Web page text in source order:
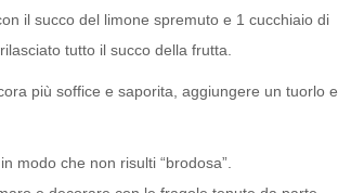
il succo del limone spremuto e 1 cucchiaio di
tutto il succo della frutta.
più soffice e saporita, aggiungere un tuorlo e
modo che non risulti “brodosa”.